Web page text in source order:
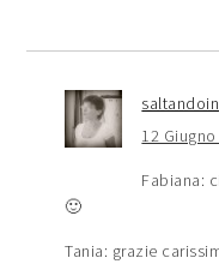
12
Fabiana:
🙂
Tania: grazie